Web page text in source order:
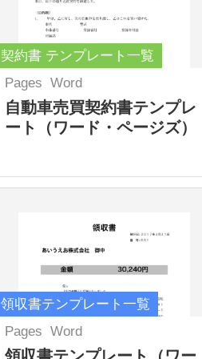
契約書 テンプレート一覧
Pages Word
自動車売買契約書テンプレ
ート（ワード・ページズ）
領収書テンプレート一覧
Pages Word
領収書テンプレート（ワー